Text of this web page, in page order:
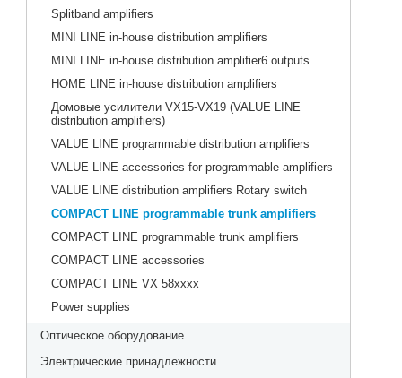
Splitband amplifiers
MINI LINE in-house distribution amplifiers
MINI LINE in-house distribution amplifier6 outputs
HOME LINE in-house distribution amplifiers
Домовые усилители VX15-VX19 (VALUE LINE
distribution amplifiers)
VALUE LINE programmable distribution amplifiers
VALUE LINE accessories for programmable amplifiers
VALUE LINE distribution amplifiers Rotary switch
COMPACT LINE programmable trunk amplifiers
COMPACT LINE programmable trunk amplifiers
COMPACT LINE accessories
COMPACT LINE VX 58xxxx
Power supplies
Оптическое оборудование
Электрические принадлежности